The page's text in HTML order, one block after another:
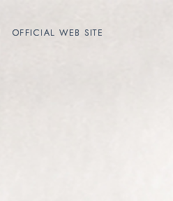
OFFICIAL WEB SITE
OFFICIAL WEB SITE